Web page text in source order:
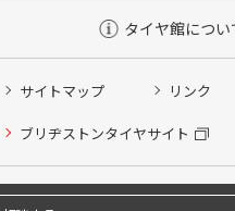
タイヤ館につい
サイトマップ リンク
ブリヂストンタイヤサイト
検/タイヤ履き替え/オイル交換/そ
用タイヤ履き替え※タイヤ履き替
え順番待ち予約 ※クローク契約会